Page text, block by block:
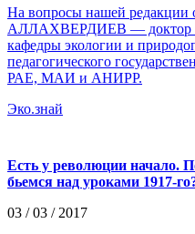
На вопросы нашей редакции
АЛЛАХВЕРДИЕВ — доктор
кафедры экологии и
педагогического
РАЕ, МАИ и АНИРР.
Эко.знай
Есть у революции начало.
бьемся над уроками 1917-
03 / 03 / 2017